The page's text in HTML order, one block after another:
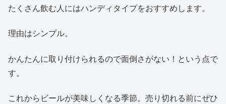
たくさん飲む人にはハンディタイプをおすすめします。
理由はシンプル。
かんたんに取り付けられるので面倒さがない！という点で
す。
これからビールが美味しくなる季節。売り切れる前にぜひ